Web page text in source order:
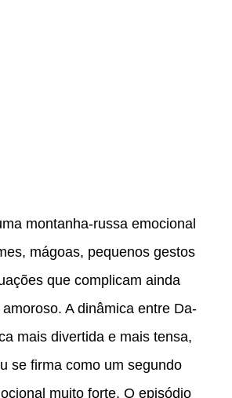
montanha-russa emocional
mágoas, pequenos gestos
que complicam ainda
A dinâmica entre Da-
mais divertida e mais tensa,
se firma como um segundo
muito forte. O episódio